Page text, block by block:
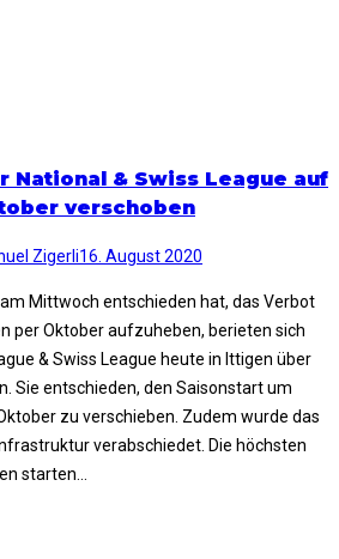
National & Swiss League auf
verschoben
Zigerli16. August 2020
Mittwoch entschieden hat, das Verbot
per Oktober aufzuheben, berieten sich
& Swiss League heute in Ittigen über
Sie entschieden, den Saisonstart um
zu verschieben. Zudem wurde das
verabschiedet. Die höchsten
starten…